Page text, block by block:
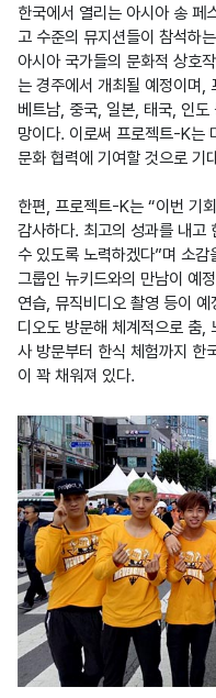
한국에서 열리는 아시아 송 페
고 수준의 뮤지션들이 참석하
아시아 국가들의 문화적 상호
는 경주에서 개최될 예정이며,
베트남, 중국, 일본, 태국, 인
망이다. 이로써 프로젝트-K는
문화 협력에 기여할 것으로 기
한편, 프로젝트-K는 “이번 기
감사하다. 최고의 성과를 내고
수 있도록 노력하겠다”며 소
그룹인 뉴키드와의 만남이 예
연습, 뮤직비디오 촬영 등이
디오도 방문해 체계적으로 춤,
사 방문부터 한식 체험까지 한